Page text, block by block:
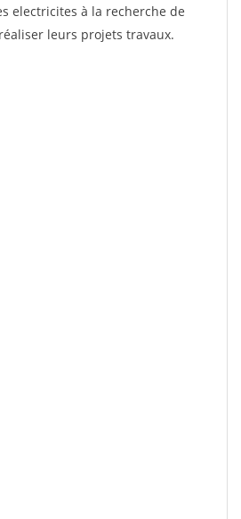
electricites à la recherche de
leurs projets travaux.